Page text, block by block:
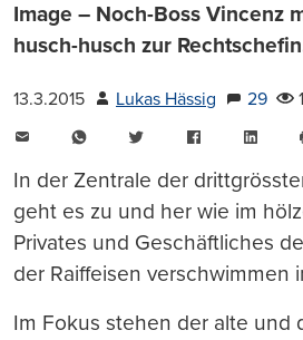
Image – Noch-Boss Vincenz
husch-husch zur
13.3.2015 Lukas Hässig 29
WhatsAppTwitter Facebook
In der Zentrale der
geht es zu und her wie im
Privates und Geschäftliches
der Raiffeisen verschwimmen
Im Fokus stehen der alte und